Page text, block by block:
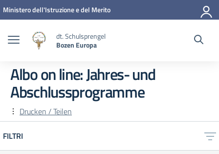
Zum Inhalt springen
Zum Navigationsmenü springen
Zur Fußzeile springen
Ministero dell'Istruzione e del Merito
dt. Schulsprengel
Bozen Europa
Albo on line:Jahres- und
Abschlussprogramme
Drucken / Teilen
FILTRI